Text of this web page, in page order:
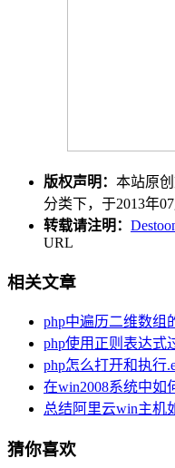
版权声明： 本站原
分类下，于2013年
转载请注明：
URL
相关文章
php中遍历二维数组
php使用正则表达式
php怎么打开和执行
在win2008系统中如
总结阿里云win主机
猜你喜欢